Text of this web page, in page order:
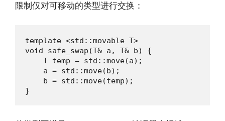
限制仅对可移动的类型进行交换：
template <std::movable T>
void safe_swap(T& a, T& b) {
    T temp = std::move(a);
    a = std::move(b);
    b = std::move(temp);
}